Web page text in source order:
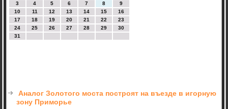
3
4 5 6 7 8
9
10
11 12 13 14 15
16
17
18 19 20 21 22
23
24
25 26 27 28 29
30
31
Аналог Золотого моста построят на въезде в игорную
зону Приморье